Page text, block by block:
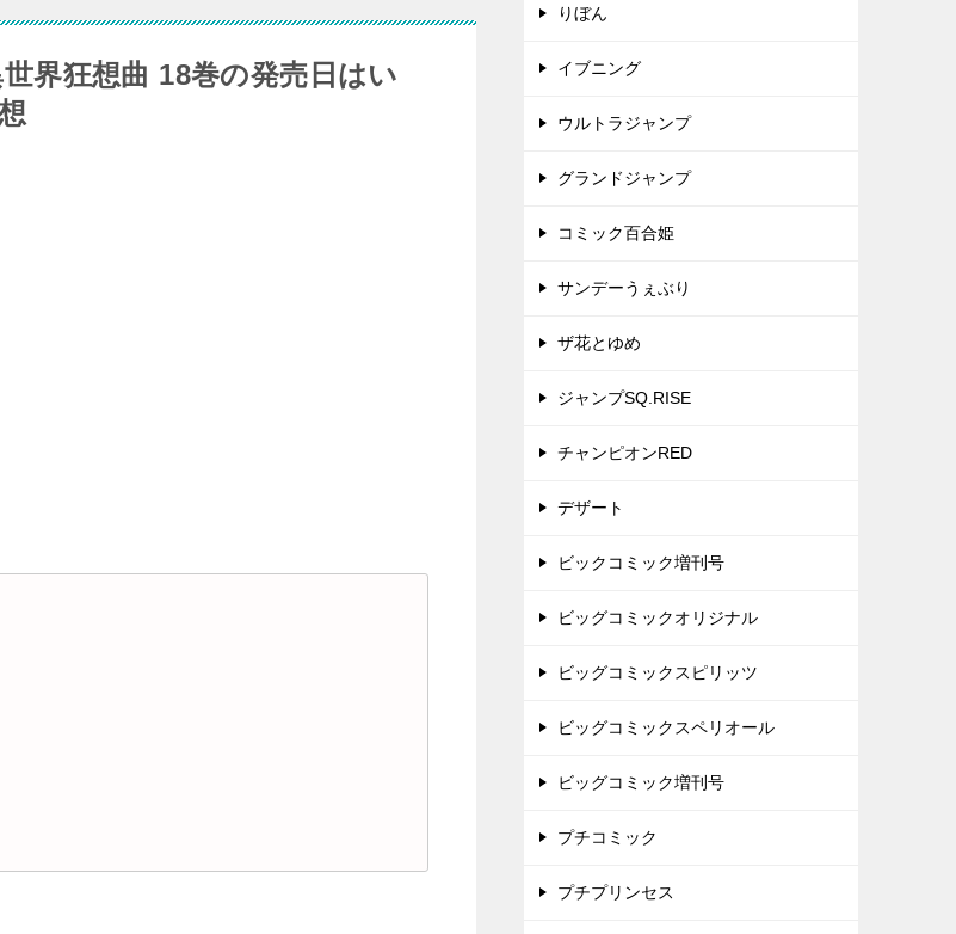
界狂想曲 18巻の発売日はい
りぼん
イブニング
ウルトラジャンプ
グランドジャンプ
コミック百合姫
サンデーうぇぶり
ザ花とゆめ
ジャンプSQ.RISE
チャンピオンRED
デザート
ビックコミック増刊号
ビッグコミックオリジナル
ビッグコミックスピリッツ
ビッグコミックスペリオール
ビッグコミック増刊号
プチコミック
プチプリンセス